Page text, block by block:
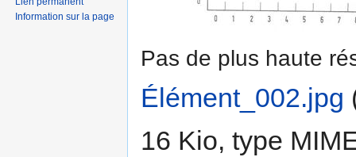
Pas de plus haute
Élément_002.jpg
16 Kio, type
Information sur la page